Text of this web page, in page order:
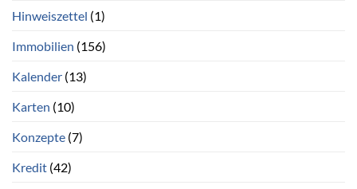
Hinweiszettel (1)
Immobilien (156)
Kalender (13)
Karten (10)
Konzepte (7)
Kredit (42)